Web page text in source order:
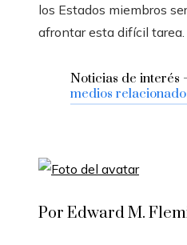
los Estados miembros
afrontar esta difícil tarea.
Noticias de interés
medios
Por Edward M.